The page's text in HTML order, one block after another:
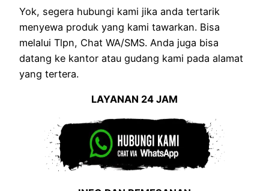
Yok, segera hubungi kami jika anda tertarik
menyewa produk yang kami tawarkan. Bisa
melalui Tlpn, Chat WA/SMS. Anda juga bisa
datang ke kantor atau gudang kami pada alamat
yang tertera.
LAYANAN 24 JAM